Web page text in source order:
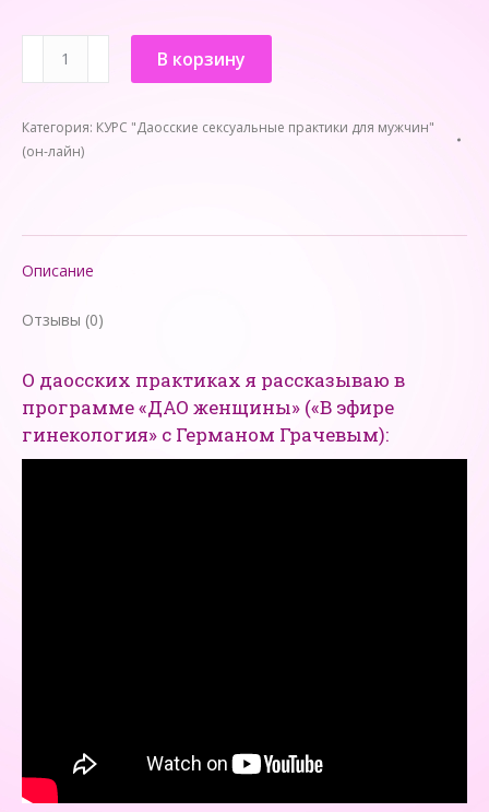
ОН-
ЛАЙН
ЗАНЯТИЙ)
С
ПАНКОВОЙ
В корзину
Категория: КУРС "Даосские сексуальные практики для мужчин"
(он-лайн)
Описание
Отзывы (0)
О даосских практиках я рассказываю в
программе «ДАО женщины» («В эфире
гинекология» с Германом Грачевым):